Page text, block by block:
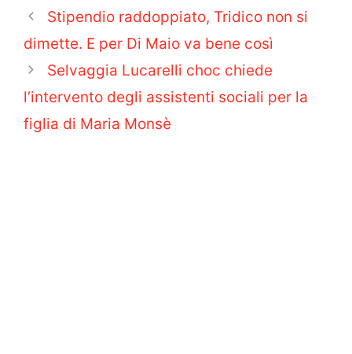
Stipendio raddoppiato, Tridico non si
dimette. E per Di Maio va bene così
Selvaggia Lucarelli choc chiede
l’intervento degli assistenti sociali per la
figlia di Maria Monsè